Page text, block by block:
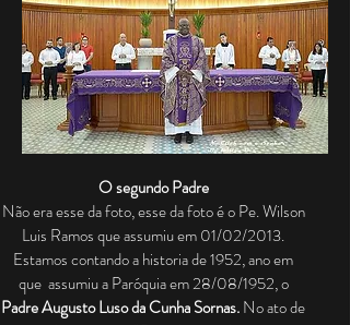
O segundo Padre
Não era esse da foto, esse da foto é o Pe. Wilson
Luis Ramos que assumiu em 01/02/2013.
Estamos contando a historia de 1952, ano em
que assumiu a Paróquia em 28/08/1952, o
Padre Augusto Luso da Cunha Sornas.No ato de